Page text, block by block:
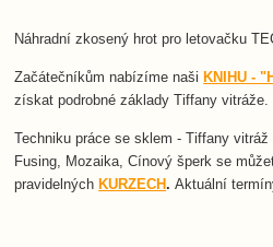
Náhradní zkosený hrot pro letovačku
Začátečníkům nabízíme naši KNIHU -
získat podrobné základy Tiffany vitráže.
Techniku práce se sklem - Tiffany
Fusing, Mozaika, Cínový šperk se
pravidelných KURZECH.Aktuální